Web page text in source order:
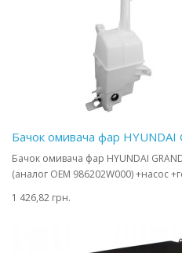
Бачок омивача фар HYUNDAI
Бачок омивача фар HYUNDAI
(аналог OEM 986202W000) +насос
1 426,82 грн.